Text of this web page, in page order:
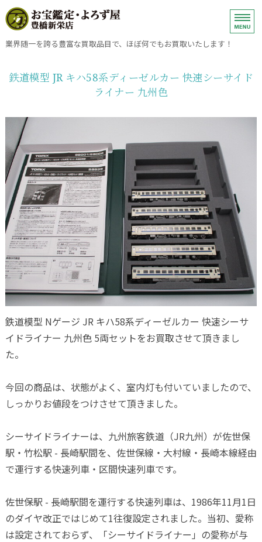
ブランド品、金、プラチナ・銀
業界随一を誇る豊富な買取品目で、ほぼ何でもお買取いたします！
ホーム
金・プラチナ・銀・ダイヤモンドの売却
ブランドバッグ・小物・時計の売却
買取方法
お問い合わせ
鉄道模型 JR キハ58系ディーゼルカー 快速シーサイド
ライナー 九州色
鉄道模型 Nゲージ JR キハ58系ディーゼルカー 快速シーサ
イドライナー 九州色 5両セットをお買取させて頂きまし
た。
今回の商品は、状態がよく、室内灯も付いていましたので、
しっかりお値段をつけさせて頂きました。
シーサイドライナーは、九州旅客鉄道（JR九州）が佐世保
駅・竹松駅 - 長崎駅間を、佐世保線・大村線・長崎本線経由
で運行する快速列車・区間快速列車です。
佐世保駅 - 長崎駅間を運行する快速列車は、1986年11月1日
のダイヤ改正ではじめて1往復設定されました。当初、愛称
は設定されておらず、「シーサイドライナー」の愛称が与